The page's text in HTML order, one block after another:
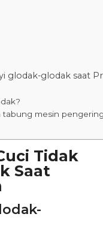
glodak-glodak saat
tabung mesin
Tidak
Saat